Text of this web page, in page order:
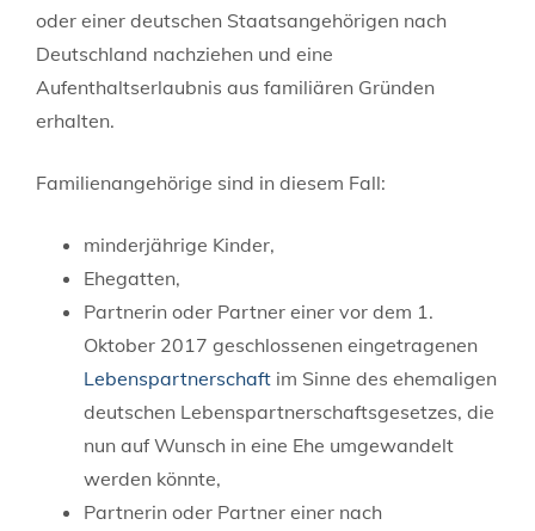
oder einer deutschen Staatsangehörigen nach
Deutschland nachziehen und eine
Aufenthaltserlaubnis aus familiären Gründen
erhalten.
Familienangehörige sind in diesem Fall:
minderjährige Kinder,
Ehegatten,
Partnerin oder Partner einer vor dem 1.
Oktober 2017 geschlossenen eingetragenen
Lebenspartnerschaft im Sinne des ehemaligen
deutschen Lebenspartnerschaftsgesetzes, die
nun auf Wunsch in eine Ehe umgewandelt
werden könnte,
Partnerin oder Partner einer nach